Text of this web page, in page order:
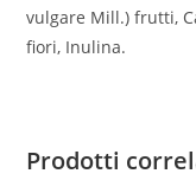
vulgare Mill.) frutti,
fiori, Inulina.
Prodotti